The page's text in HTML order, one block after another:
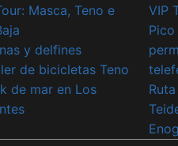
Masca, Teno e
y delfines
de bicicletas Teno
de mar en Los
VIP